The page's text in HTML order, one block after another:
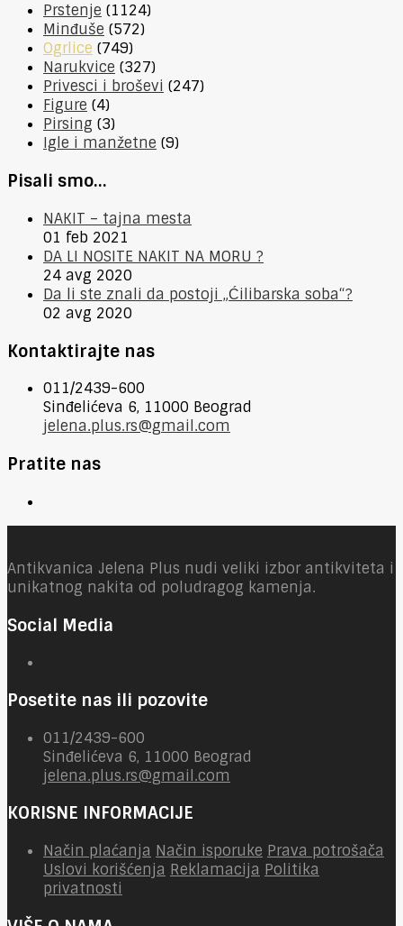
Prstenje (1124)
Minđuše (572)
Ogrlice (749)
Narukvice (327)
Privesci i broševi (247)
Figure (4)
Pirsing (3)
Igle i manžetne (9)
Pisali smo…
NAKIT – tajna mesta
01 feb 2021
DA LI NOSITE NAKIT NA MORU ?
24 avg 2020
Da li ste znali da postoji „Ćilibarska soba“?
02 avg 2020
Kontaktirajte nas
011/2439-600
Sinđelićeva 6, 11000 Beograd
jelena.plus.rs@gmail.com
Pratite nas
Antikvanica Jelena Plus nudi veliki izbor antikviteta i
unikatnog nakita od poludragog kamenja.
Social Media
Posetite nas ili pozovite
011/2439-600
Sinđelićeva 6, 11000 Beograd
jelena.plus.rs@gmail.com
KORISNE INFORMACIJE
Način plaćanja Način isporuke Prava potrošača
Uslovi korišćenja Reklamacija Politika
privatnosti